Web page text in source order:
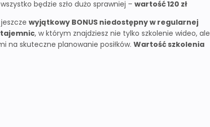
będzie szło dużo sprawniej –wartość 120 zł
jeszczewyjątkowy BONUS niedostępny w regularnej
tajemnic, w którym znajdziesz nie tylko szkolenie wideo, ale
na skuteczne planowanie posiłków.Wartość szkolenia